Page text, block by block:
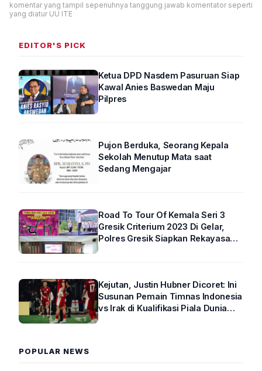
komentar yang tampil sepenuhnya tanggung jawab komentator seperti
yang diatur UU ITE
EDITOR'S PICK
Ketua DPD Nasdem Pasuruan Siap
Kawal Anies Baswedan Maju
Pilpres
Pujon Berduka, Seorang Kepala
Sekolah Menutup Mata saat
Sedang Mengajar
Road To Tour Of Kemala Seri 3
Gresik Criterium 2023 Di Gelar,
Polres Gresik Siapkan Rekayasa
Kejutan, Justin Hubner Dicoret: Ini
Susunan Pemain Timnas Indonesia
vs Irak di Kualifikasi Piala Dunia
POPULAR NEWS